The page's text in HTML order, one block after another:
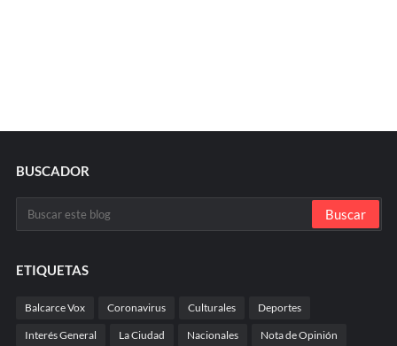
BUSCADOR
ETIQUETAS
Balcarce Vox Coronavirus Culturales Deportes
Interés General La Ciudad Nacionales Nota de Opinión